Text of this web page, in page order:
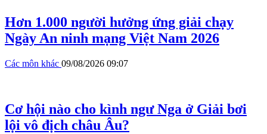
Hơn 1.000 người hưởng ứng giải chạy
Ngày An ninh mạng Việt Nam 2026
Các môn khác 09/08/2026 09:07
Cơ hội nào cho kình ngư Nga ở Giải bơi
lội vô địch châu Âu?